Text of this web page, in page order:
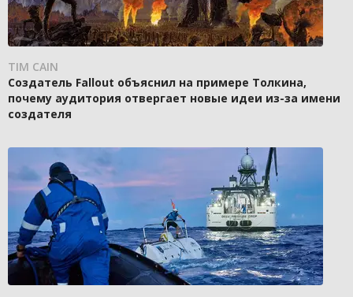
TIM CAIN
Создатель Fallout объяснил на примере Толкина,
почему аудитория отвергает новые идеи из-за имени
создателя